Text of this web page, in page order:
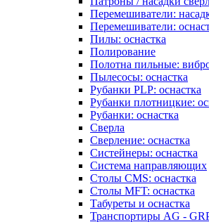
Перемешиватели:
Перемешиватели:
Пилы: оснастка
Полирование
Полотна пильные:
Пылесосы: оснастка
Рубанки PLP: оснастка
Рубанки плотницкие:
Рубанки: оснастка
Сверла
Сверление: оснастка
Систейнеры: оснастка
Система направляющих
Столы CMS: оснастка
Столы MFT: оснастка
Табуреты и оснастка
Транспортиры AG -